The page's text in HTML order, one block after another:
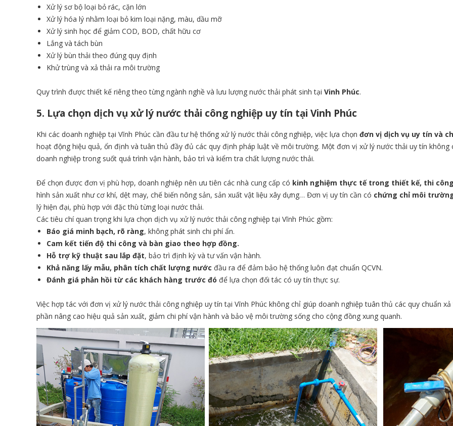
Xử lý sơ bộ loại bỏ rác, cặn lớn
Xử lý hóa lý nhằm loại bỏ kim loại nặng, màu, dầu mỡ
Xử lý sinh học để giảm COD, BOD, chất hữu cơ
Lắng và tách bùn
Xử lý bùn thải theo đúng quy định
Khử trùng và xả thải ra môi trường
Quy trình được thiết kế riêng theo từng ngành nghề và lưu lượng nước thải phát sinh tại Vinh Phúc.
5. Lựa chọn dịch vụ xử lý nước thải công nghiệp uy tín tại Vinh Phúc
Khi các doanh nghiệp tại Vĩnh Phúc cần đầu tư hệ thống xử lý nước thải công nghiệp, việc lựa chọn đơn vị dịch vụ uy tín và
hoạt động hiệu quả, ổn định và tuân thủ đầy đủ các quy định pháp luật về môi trường. Một đơn vị xử lý nước thải uy tín
doanh nghiệp trong suốt quá trình vận hành, bảo trì và kiểm tra chất lượng nước thải.
Để chọn được đơn vị phù hợp, doanh nghiệp nên ưu tiên các nhà cung cấp có kinh nghiệm thực tế trong thiết kế, thi
hình sản xuất như cơ khí, dệt may, chế biến nông sản, sản xuất vật liệu xây dựng… Đơn vị uy tín cần có chứng chỉ môi
lý hiện đại, phù hợp với đặc thù từng loại nước thải.
Các tiêu chí quan trọng khi lựa chọn dịch vụ xử lý nước thải công nghiệp tại Vĩnh Phúc gồm:
Báo giá minh bạch, rõ ràng, không phát sinh chi phí ẩn.
Cam kết tiến độ thi công và bàn giao theo hợp đồng.
Hỗ trợ kỹ thuật sau lắp đặt, bảo trì định kỳ và tư vấn vận hành.
Khả năng lấy mẫu, phân tích chất lượng nước đầu ra để đảm bảo hệ thống luôn đạt chuẩn QCVN.
Đánh giá phản hồi từ các khách hàng trước đó để lựa chọn đối tác có uy tín thực sự.
Việc hợp tác với đơn vị xử lý nước thải công nghiệp uy tín tại Vĩnh Phúc không chỉ giúp doanh nghiệp tuân thủ các quy chuẩn
phần nâng cao hiệu quả sản xuất, giảm chi phí vận hành và bảo vệ môi trường sống cho cộng đồng xung quanh.